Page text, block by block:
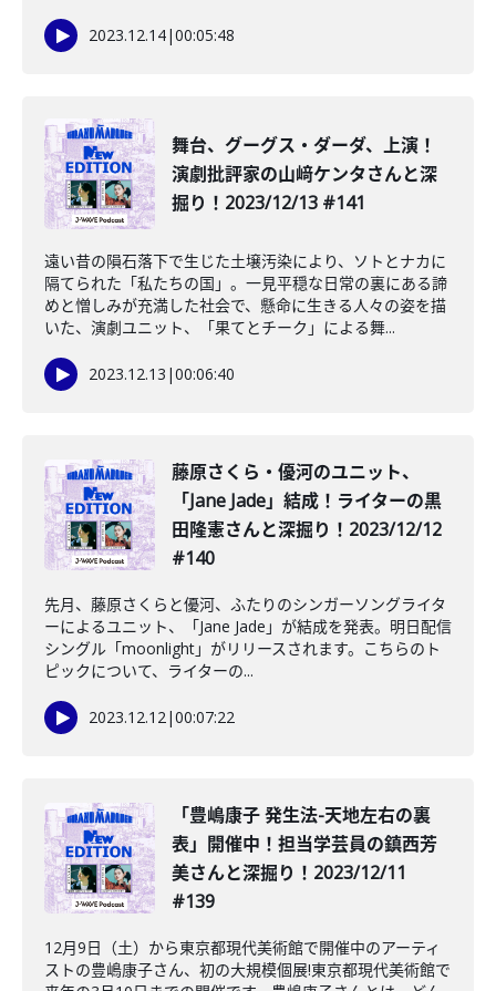
2023.12.14|00:05:48
舞台、グーグス・ダーダ、上演！
演劇批評家の山﨑ケンタさんと深
掘り！2023/12/13 #141
遠い昔の隕石落下で生じた土壌汚染により、ソトとナカに
隔てられた「私たちの国」。一見平穏な日常の裏にある諦
めと憎しみが充満した社会で、懸命に生きる人々の姿を描
いた、演劇ユニット、「果てとチーク」による舞...
2023.12.13 |00:06:40
️藤原さくら・優河のユニット、
「Jane Jade」結成！ライターの黒
田隆憲さんと深掘り！2023/12/12
#140
先月、藤原さくらと優河、ふたりのシンガーソングライタ
ーによるユニット、「Jane Jade」が結成を発表。明日配信
シングル「moonlight」がリリースされます。こちらのト
ピックについて、ライターの...
2023.12.12|00:07:22
「豊嶋康子 発生法-天地左右の裏
表」開催中！担当学芸員の鎮西芳
美さんと深掘り！2023/12/11
#139
12月9日（土）から東京都現代美術館で開催中のアーティ
ストの豊嶋康子さん、初の大規模個展!東京都現代美術館で